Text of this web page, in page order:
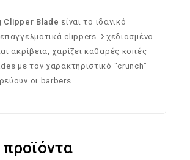
Clipper Blade είναι το ιδανικό
clippers. Σχεδιασμένο
ακρίβεια, χαρίζει καθαρές κοπές
με τον χαρακτηριστικό “crunch”
οι barbers.